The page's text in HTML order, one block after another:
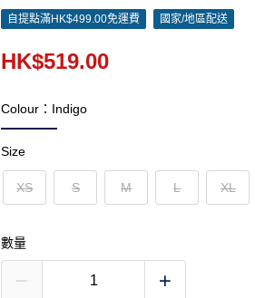
自提點滿HK$499.00免運費 國家/地區配送
HK$519.00
Colour：Indigo
Size
XS S M L XL
數量